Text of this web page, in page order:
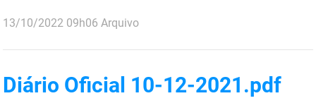
PB Saúde
PBTUR
PBPREV
publicado
13/10/2022 09h06 Arquivo
Diário Oficial 10-12-2021.pdf